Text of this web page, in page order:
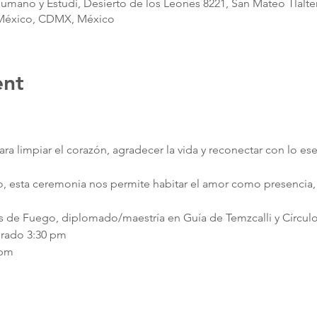
y Estudi, Desierto de los Leones 8221, San Mateo
CDMX, México
limpiar el corazón, agradecer la vida y reconectar con lo
esta ceremonia nos permite habitar el amor como
de Fuego, diplomado/maestría en Guía de Temzcalli y
3:30 pm